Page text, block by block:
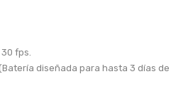
fps.
diseñada para hasta 3 días de